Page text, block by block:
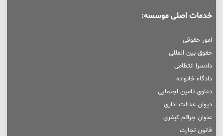
خدمات اصلی موسسه:
امور حقوقی
حقوق بین المللی
دادسرا انتظامی
دادگاه خانواده
دعاوی تامین اجتمایی
دیوان عدالت اداری
عنوان جرائم کیفری
قانون تجارت